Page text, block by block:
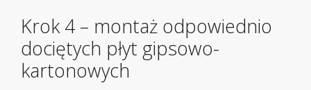
Krok 4 – montaż odpowiednio
dociętych płyt gipsowo-
kartonowych